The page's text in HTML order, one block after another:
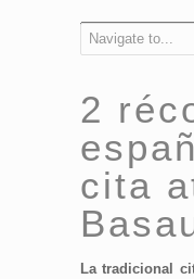
Navigate to...
2
cita
La tradicional